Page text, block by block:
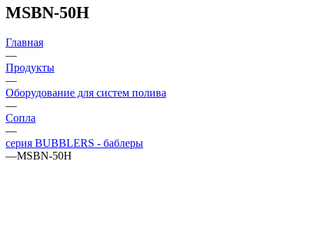
MSBN-50H
Главная
—
Продукты
—
Оборудование для систем полива
—
Сопла
—
серия BUBBLERS - баблеры
—MSBN-50H